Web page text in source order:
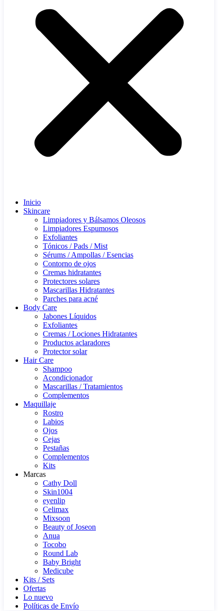
Inicio
Skincare
Limpiadores y Bálsamos Oleosos
Limpiadores Espumosos
Exfoliantes
Tónicos / Pads / Mist
Sérums / Ampollas / Esencias
Contorno de ojos
Cremas hidratantes
Protectores solares
Mascarillas Hidratantes
Parches para acné
Body Care
Jabones Líquidos
Exfoliantes
Cremas / Lociones Hidratantes
Productos aclaradores
Protector solar
Hair Care
Shampoo
Acondicionador
Mascarillas / Tratamientos
Complementos
Maquillaje
Rostro
Labios
Ojos
Cejas
Pestañas
Complementos
Kits
Marcas
Cathy Doll
Skin1004
eyenlip
Celimax
Mixsoon
Beauty of Joseon
Anua
Tocobo
Round Lab
Baby Bright
Medicube
Kits / Sets
Ofertas
Lo nuevo
Políticas de Envío